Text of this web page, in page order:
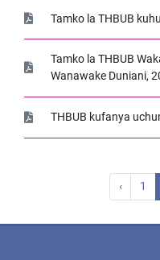
Tamko la THBUB
Tamko la THBUB
Wanawake Duniani,
THBUB kufanya
‹ 1